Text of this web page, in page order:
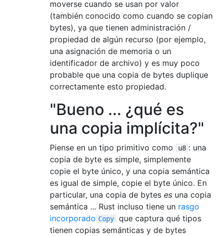
moverse cuando se usan por valor
(también conocido como cuando se copian
bytes), ya que tienen administración /
propiedad de algún recurso (por ejemplo,
una asignación de memoria o un
identificador de archivo) y es muy poco
probable que una copia de bytes duplique
correctamente esto propiedad.
"Bueno ... ¿qué es
una copia implícita?"
Piense en un tipo primitivo como u8 : una
copia de byte es simple, simplemente
copie el byte único, y una copia semántica
es igual de simple, copie el byte único. En
particular, una copia de bytes es una copia
semántica ... Rust incluso tiene un rasgo
incorporado Copy
que captura qué tipos
tienen copias semánticas y de bytes